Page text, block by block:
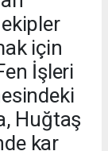
için
İşleri
Huğtaş
kar